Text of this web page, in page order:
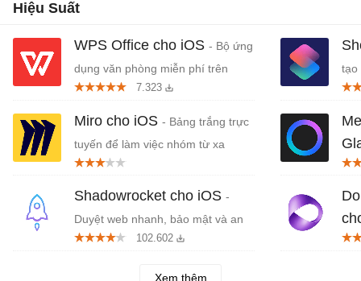
Hiệu Suất
WPS Office cho iOS - Bộ ứng
dụng văn phòng miễn phí trên
iPhone/iPad 7.323
Miro cho iOS - Bảng trắng trực
tuyến để làm việc nhóm từ xa
Shadowrocket cho iOS -
Duyệt web nhanh, bảo mật và an
toàn cho iPhone, iPad
102.602
tạo
trợ
Xem thêm